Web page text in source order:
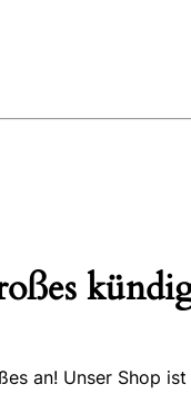
an! Unser Shop